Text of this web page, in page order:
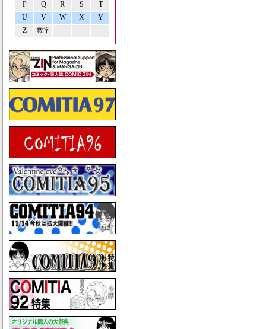
P Q R S
T
U
V W X
Y
Z
数字